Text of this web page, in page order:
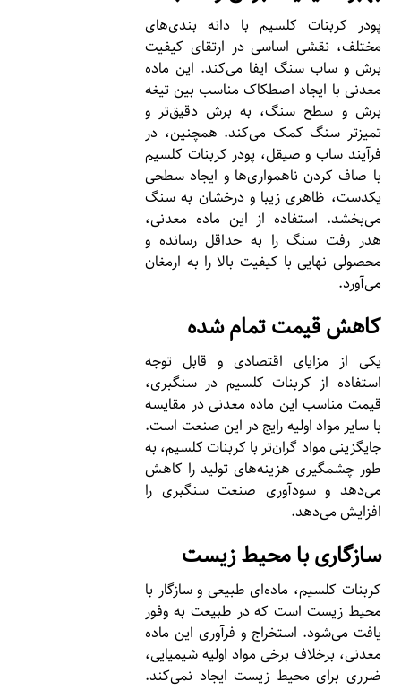
پودر کربنات کلسیم با دانه بندی‌های
مختلف، نقشی اساسی در ارتقای کیفیت
برش و ساب سنگ ایفا می‌کند. این ماده
معدنی با ایجاد اصطکاک مناسب بین تیغه
برش و سطح سنگ، به برش دقیق‌تر و
تمیزتر سنگ کمک می‌کند. همچنین، در
فرآیند ساب و صیقل، پودر کربنات کلسیم
با صاف کردن ناهمواری‌ها و ایجاد سطحی
یکدست، ظاهری زیبا و درخشان به سنگ
می‌بخشد. استفاده از این ماده معدنی،
هدر رفت سنگ را به حداقل رسانده و
محصولی نهایی با کیفیت بالا را به ارمغان
می‌آورد.
کاهش قیمت تمام شده
یکی از مزایای اقتصادی و قابل توجه
استفاده از کربنات کلسیم در سنگبری،
قیمت مناسب این ماده معدنی در مقایسه
با سایر مواد اولیه رایج در این صنعت است.
جایگزینی مواد گران‌تر با کربنات کلسیم، به
طور چشمگیری هزینه‌های تولید را کاهش
می‌دهد و سودآوری صنعت سنگبری را
افزایش می‌دهد.
سازگاری با محیط زیست
کربنات کلسیم، ماده‌ای طبیعی و سازگار با
محیط زیست است که در طبیعت به وفور
یافت می‌شود. استخراج و فرآوری این ماده
معدنی، برخلاف برخی مواد اولیه شیمیایی،
ضرری برای محیط زیست ایجاد نمی‌کند.